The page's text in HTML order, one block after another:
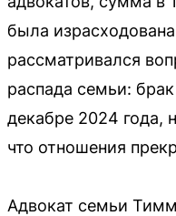
была
рассматривался
распада семьи:
декабре 2024 года,
что отношения
Адвокат семьи